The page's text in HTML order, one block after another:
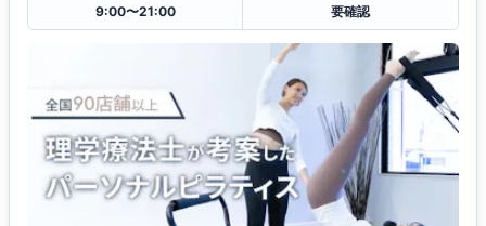
9:00〜21:00
要確認